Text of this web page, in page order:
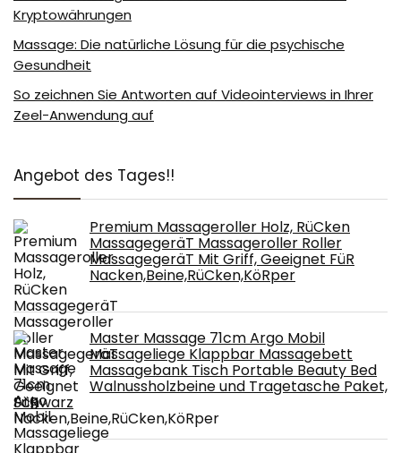
Kryptowährungen
Massage: Die natürliche Lösung für die psychische
Gesundheit
So zeichnen Sie Antworten auf Videointerviews in Ihrer
Zeel-Anwendung auf
Angebot des Tages!!
Premium Massageroller Holz, RüCken
MassagegeräT Massageroller Roller
MassagegeräT Mit Griff, Geeignet FüR
Nacken,Beine,RüCken,KöRper
Master Massage 71cm Argo Mobil
Massageliege Klappbar Massagebett
Massagebank Tisch Portable Beauty Bed
Walnussholzbeine und Tragetasche Paket,
Schwarz